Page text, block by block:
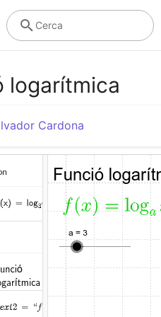
Cerca
logarítmica
Cardona